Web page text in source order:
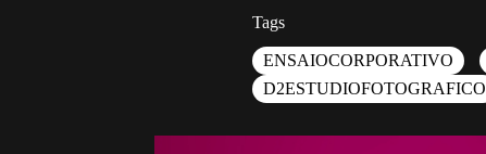
Tags
ENSAIOCORPORATIVO
D2ESTUDIOFOTOGRAFICO